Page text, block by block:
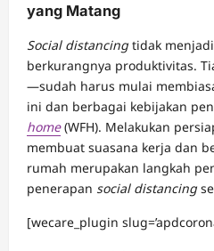
yang Matang
Social distancingtidak
berkurangnya produktivitas.
—sudah harus mulai
ini dan berbagai kebijakan
home(WFH). Melakukan
membuat suasana kerja dan
rumah merupakan langkah
penerapan social distancing
[wecare_plugin